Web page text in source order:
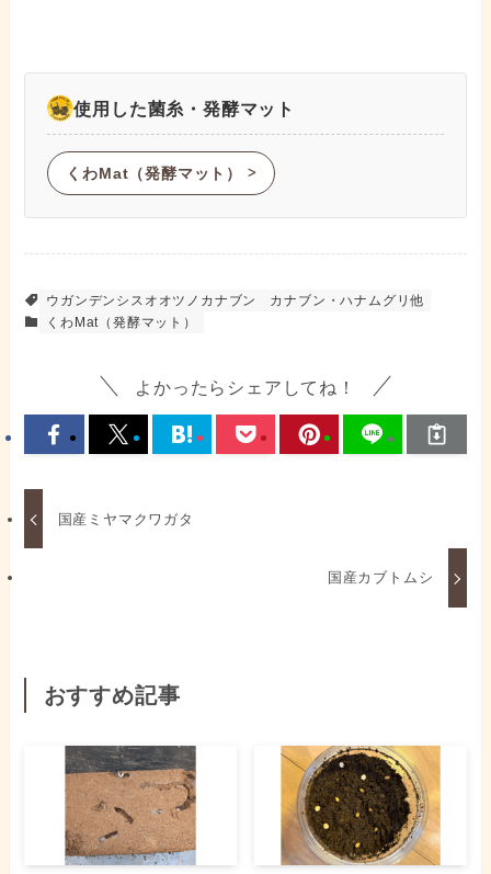
使用した菌糸・発酵マット
くわMat（発酵マット） ᐳ
ウガンデンシスオオツノカナブン
カナブン・ハナムグリ他
くわMat（発酵マット）
よかったらシェアしてね！
国産ミヤマクワガタ
国産カブトムシ
おすすめ記事